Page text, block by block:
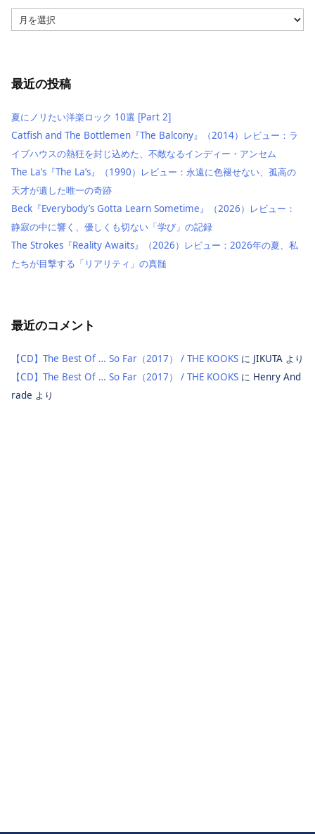
ー
最近の投稿
夏にノリたい洋楽ロック 10選 [Part 2]
Catfish and The Bottlemen『The Balcony』（2014）レビュー：ラ
イブハウスの熱狂を封じ込めた、不敵なるインディー・アンセム
The La’s『The La’s』（1990）レビュー：永遠に色褪せない、孤高の
天才が遺した唯一の奇跡
Beck『Everybody’s Gotta Learn Sometime』（2026）レビュー：
静寂の中に響く、優しくも切ない「学び」の記録
The Strokes『Reality Awaits』（2026）レビュー：2026年の夏、私
たちが目撃する「リアリティ」の真髄
最近のコメント
【CD】The Best Of … So Far（2017） / THE KOOKS に JIKUTA より
【CD】The Best Of … So Far（2017） / THE KOOKS に Henry And
rade より